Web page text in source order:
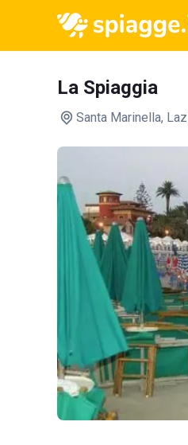
La Spiaggia
Santa Marinella,